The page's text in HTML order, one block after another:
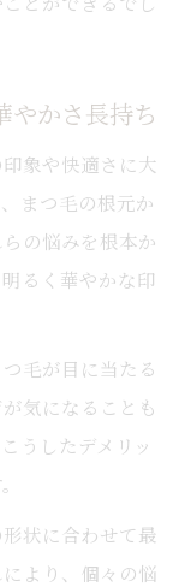
やかさ長持ち
象や快適さに大
まつ毛の根元か
の悩みを根本か
るく華やかな印
毛が目に当たる
気になることも
うしたデメリッ
状に合わせて最
より、個々の悩